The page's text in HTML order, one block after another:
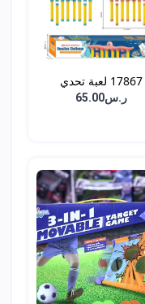
17867 لعبة تحدي
ر.س65.00